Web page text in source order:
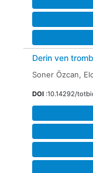
Derin ven
Soner Özcan,
DOI :10.14292/